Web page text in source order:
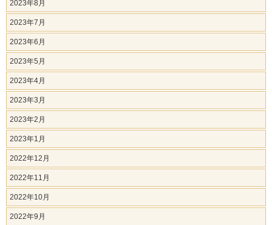
2023年8月
2023年7月
2023年6月
2023年5月
2023年4月
2023年3月
2023年2月
2023年1月
2022年12月
2022年11月
2022年10月
2022年9月